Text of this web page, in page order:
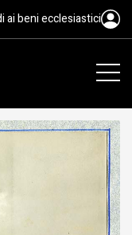
carta,
ai beni ecclesiastici